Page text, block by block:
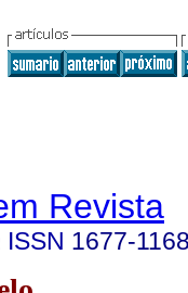
Revista
ISSN 1677-